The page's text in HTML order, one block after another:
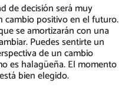
de decisión será muy
cambio positivo en el futuro.
se amortizarán con una
Puedes sentirte un
de un cambio
es halagüeña. El momento
bien elegido.